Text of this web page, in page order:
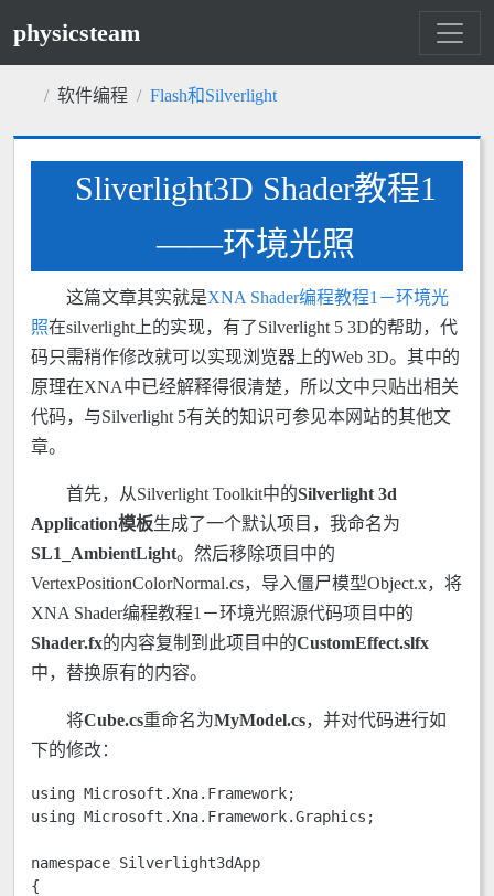
physicsteam
软件编程 Flash和Silverlight
Sliverlight3D Shader教程1
——环境光照
这篇文章其实就是XNA Shader编程教程1－环境光
照在silverlight上的实现，有了Silverlight 5 3D的帮助，代
码只需稍作修改就可以实现浏览器上的Web 3D。其中的
原理在XNA中已经解释得很清楚，所以文中只贴出相关
代码，与Silverlight 5有关的知识可参见本网站的其他文
章。
首先，从Silverlight Toolkit中的Silverlight 3d
Application模板生成了一个默认项目，我命名为
SL1_AmbientLight。然后移除项目中的
VertexPositionColorNormal.cs，导入僵尸模型Object.x，将
XNA Shader编程教程1－环境光照源代码项目中的
Shader.fx的内容复制到此项目中的CustomEffect.slfx
中，替换原有的内容。
将Cube.cs重命名为MyModel.cs，并对代码进行如
下的修改：
using Microsoft.Xna.Framework;
using Microsoft.Xna.Framework.Graphics;
namespace Silverlight3dApp
{